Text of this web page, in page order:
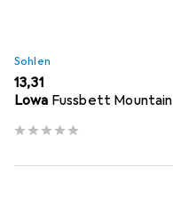
Sohlen
EUR
13,31
Lowa Fussbett Mountain